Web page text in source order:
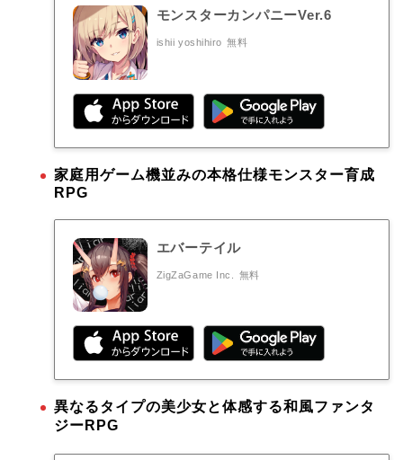
モンスターカンパニーVer.6
ishii yoshihiro 無料
家庭用ゲーム機並みの本格仕様モンスター育成
RPG
エバーテイル
ZigZaGame Inc. 無料
異なるタイプの美少女と体感する和風ファンタ
ジーRPG